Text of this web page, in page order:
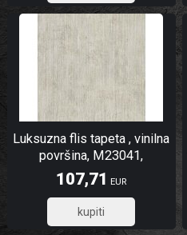
Luksuzna flis tapeta , vinilna
površina, M23041,
Architexture Murella |
Ljepilo besplatno
107,71 EUR
86,17